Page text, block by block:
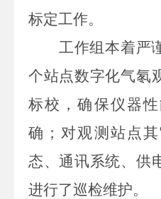
标定工作。
工作组本着严
个站点数字化气氡
标校，确保仪器
确；对观测站点
态、通讯系统、供
进行了巡检维护。